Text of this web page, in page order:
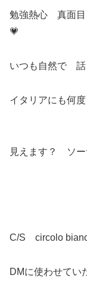
勉強熱心 真面
💗
いつも自然で 話
イタリアにも何
見えます？ ソー
C/S circolo
DMに使わせてい